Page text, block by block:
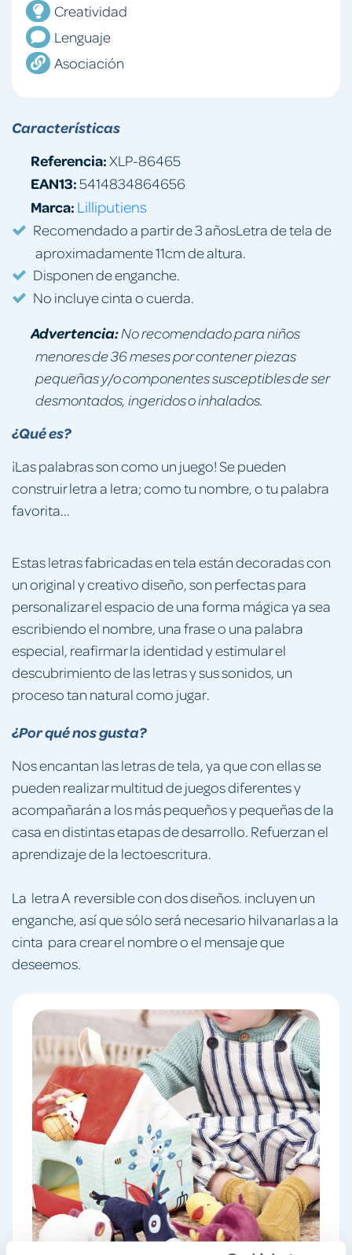
¿Qué es?
¡Las palabras son como un juego! Se pueden
construir letra a letra; como tu nombre, o tu palabra
favorita...
Estas letras fabricadas en tela están decoradas con
un original y creativo diseño, son perfectas para
personalizar el espacio de una forma mágica ya sea
escribiendo el nombre, una frase o una palabra
especial, reafirmar la identidad y estimular el
descubrimiento de las letras y sus sonidos, un
proceso tan natural como jugar.
¿Por qué nos gusta?
Nos encantan las letras de tela, ya que con ellas se
pueden realizar multitud de juegos diferentes y
acompañarán a los más pequeños y pequeñas de la
casa en distintas etapas de desarrollo. Refuerzan el
aprendizaje de la lectoescritura.
La letra A reversible con dos diseños. incluyen un
enganche, así que sólo será necesario hilvanarlas a la
cinta para crear el nombre o el mensaje que
deseemos.
Creatividad
Lenguaje
Asociación
Características
Referencia:XLP-86465
EAN13:5414834864656
Marca: Lilliputiens
Recomendado a partir de 3 añosLetra de tela de
aproximadamente 11cm de altura.
Disponen de enganche.
No incluye cinta o cuerda.
Advertencia:No recomendado para niños
menores de 36 meses por contener piezas
pequeñas y/o componentes susceptibles de ser
desmontados, ingeridos o inhalados.